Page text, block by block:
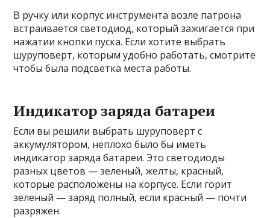
В ручку или корпус инструмента возле патрона
встраивается светодиод, который зажигается при
нажатии кнопки пуска. Если хотите выбрать
шуруповерт, которым удобно работать, смотрите
чтобы была подсветка места работы.
Индикатор заряда батареи
Если вы решили выбрать шуруповерт с
аккумулятором, неплохо было бы иметь
индикатор заряда батареи. Это светодиоды
разных цветов — зеленый, желты, красный,
которые расположены на корпусе. Если горит
зеленый — заряд полный, если красный — почти
разряжен.